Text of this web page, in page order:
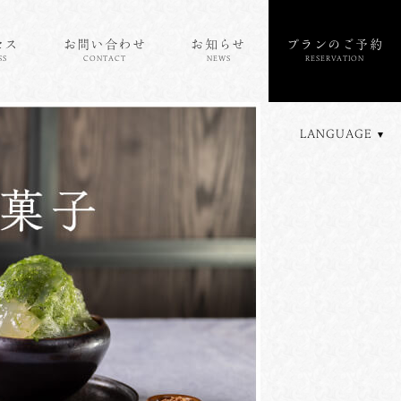
ス お問い合わせ
CONTACT
お知らせ
NEWS
プランのご予約
RESERVATION
LANGUAGE